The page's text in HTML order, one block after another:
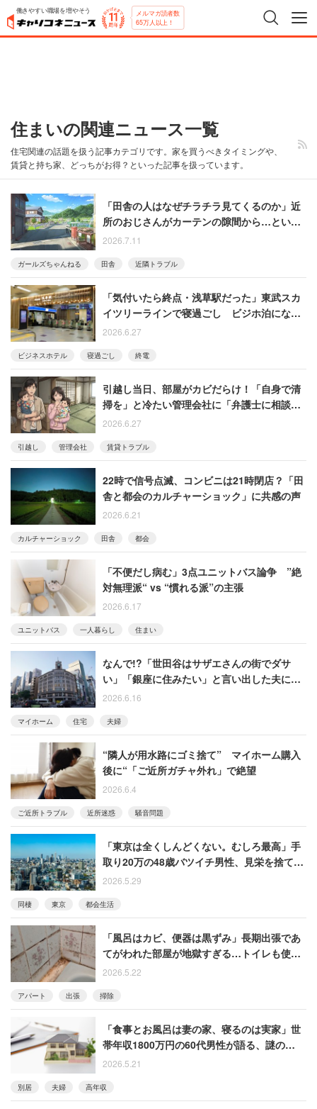
働きやすい職場を増やそう メルマガ読者数
65万人以上！
住まいの関連ニュース一覧
住宅関連の話題を扱う記事カテゴリです。家を買うべきタイミングや、
賃貸と持ち家、どっちがお得？といった記事を扱っています。
「田舎の人はなぜチラチラ見てくるのか」近
所のおじさんがカーテンの隙間から…という
書き込みに田舎出身の筆者が出した結論
2026.7.11
ガールズちゃんねる 田舎 近隣トラブル
「気付いたら終点・浅草駅だった」東武スカ
イツリーラインで寝過ごし ビジホ泊になっ
た女性の後悔
2026.6.27
ビジネスホテル 寝過ごし 終電
引越し当日、部屋がカビだらけ！「自身で清
掃を」と冷たい管理会社に「弁護士に相談し
ますね」妻が言い放った結果
2026.6.27
引越し 管理会社 賃貸トラブル
22時で信号点滅、コンビニは21時閉店？「田
舎と都会のカルチャーショック」に共感の声
2026.6.21
カルチャーショック 田舎 都会
「不便だし病む」3点ユニットバス論争 ”絶
対無理派“ vs “慣れる派”の主張
2026.6.17
ユニットバス 一人暮らし 住まい
なんで!?「世田谷はサザエさんの街でダサ
い」「銀座に住みたい」と言い出した夫に冷
ややかな声
2026.6.16
マイホーム 住宅 夫婦
“隣人が用水路にゴミ捨て” マイホーム購入
後に“「ご近所ガチャ外れ」で絶望
2026.6.4
ご近所トラブル 近所迷惑 騒音問題
「東京は全くしんどくない。むしろ最高」手
取り20万の48歳バツイチ男性、見栄を捨てて
55歳彼女と楽しむ「身の丈に合った暮らし」
2026.5.29
同棲 東京 都会生活
「風呂はカビ、便器は黒ずみ」長期出張であ
てがわれた部屋が地獄すぎる…トイレも使え
ず銭湯通いした男性
2026.5.22
アパート 出張 掃除
「食事とお風呂は妻の家、寝るのは実家」世
帯年収1800万円の60代男性が語る、謎の別居
生活と「もう一軒新しく建てる」規格外の計
2026.5.21
別居 夫婦 高年収